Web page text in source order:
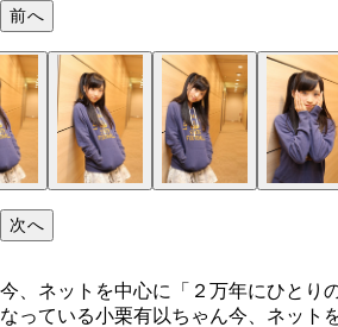
前へ
次へ
今、ネットを中心に「２万年にひとり
なっている小栗有以ちゃん今、ネット